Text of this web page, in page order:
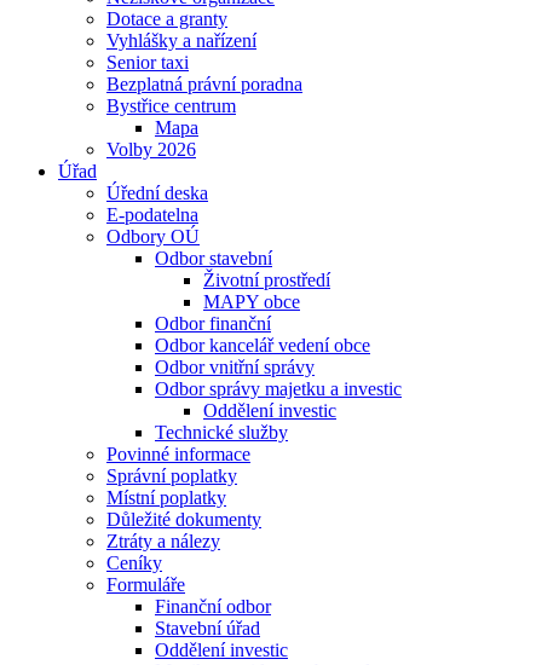
Dotace a granty
Vyhlášky a nařízení
Senior taxi
Bezplatná právní poradna
Bystřice centrum
Mapa
Volby 2026
Úřad
Úřední deska
E-podatelna
Odbory OÚ
Odbor stavební
Životní prostředí
MAPY obce
Odbor finanční
Odbor kancelář vedení obce
Odbor vnitřní správy
Odbor správy majetku a investic
Oddělení investic
Technické služby
Povinné informace
Správní poplatky
Místní poplatky
Důležité dokumenty
Ztráty a nálezy
Ceníky
Formuláře
Finanční odbor
Stavební úřad
Oddělení investic